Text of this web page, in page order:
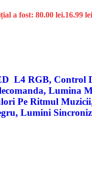
a fost: 80.00 lei.16.99 lei
L4 RGB, Control
Lumina
Pe Ritmul
Lumini